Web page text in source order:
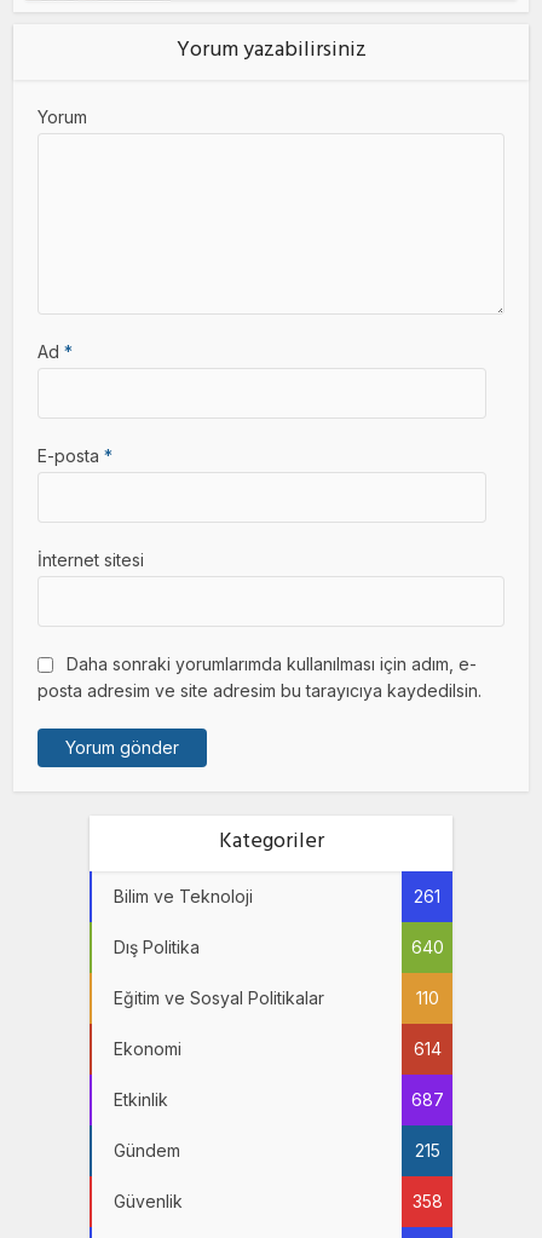
Yorum yazabilirsiniz
Yorum
Ad*
E-posta*
İnternet sitesi
Daha sonraki yorumlarımda kullanılması için adım, e-
posta adresim ve site adresim bu tarayıcıya kaydedilsin.
Kategoriler
Bilim ve Teknoloji 261
Dış Politika 640
Eğitim ve Sosyal Politikalar 110
Ekonomi 614
Etkinlik 687
Gündem 215
Güvenlik 358